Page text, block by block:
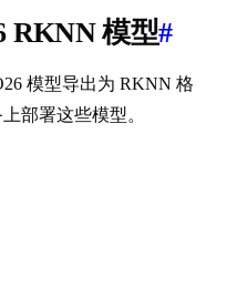
RKNN 模型#
模型导出为 RKNN 格
部署这些模型。